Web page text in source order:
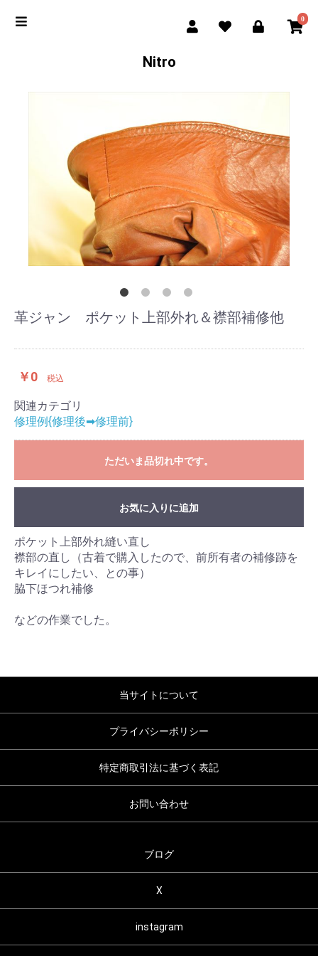
0
Nitro
革ジャン ポケット上部外れ＆襟部補修他
￥0 税込
関連カテゴリ
修理例{修理後➡修理前}
ただいま品切れ中です。
お気に入りに追加
ポケット上部外れ縫い直し
襟部の直し（古着で購入したので、前所有者の補修跡を
キレイにしたい、との事）
脇下ほつれ補修
などの作業でした。
当サイトについて
プライバシーポリシー
特定商取引法に基づく表記
お問い合わせ
ブログ
X
instagram